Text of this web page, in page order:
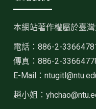
本網站著作權屬於臺
電話：886-2-
傳真：886-2-
E-Mail：
趙小姐：